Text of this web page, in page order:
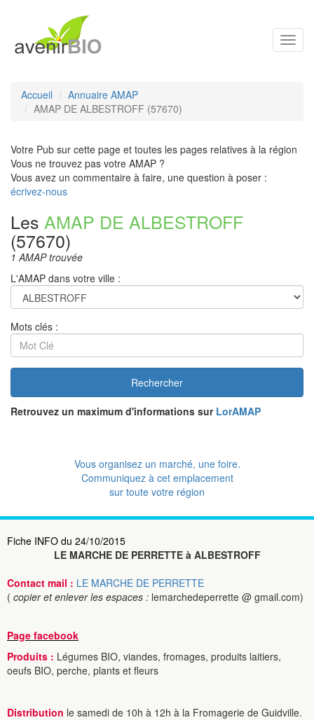
Accueil
Annuaire AMAP
AMAP DE ALBESTROFF (57670)
Votre Pub sur cette page et toutes les pages relatives à la région
Vous ne trouvez pas votre AMAP ?
Vous avez un commentaire à faire, une question à poser :
écrivez-nous
Les AMAP DE ALBESTROFF
(57670)
1 AMAP trouvée
L'AMAP dans votre ville :
Mots clés :
Rechercher
Retrouvez un maximum d'informations sur LorAMAP
Vous organisez un marché, une foire.
Communiquez à cet emplacement
sur toute votre région
Fiche INFO du 24/10/2015
LE MARCHE DE PERRETTE à ALBESTROFF
Contact mail : LE MARCHE DE PERRETTE
( copier et enlever les espaces : lemarchedeperrette @ gmail.com)
Page facebook
Produits : Légumes BIO, viandes, fromages, produits laitiers,
oeufs BIO, perche, plants et fleurs
Distribution le samedi de 10h à 12h à la Fromagerie de Guidville.